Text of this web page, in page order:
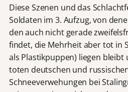
Diese Szenen und das
Soldaten im 3. Aufzug, von
den auch nicht gerade
findet, die Mehrheit aber tot in
als Plastikpuppen) liegen
toten deutschen und
Schneeverwehungen bei